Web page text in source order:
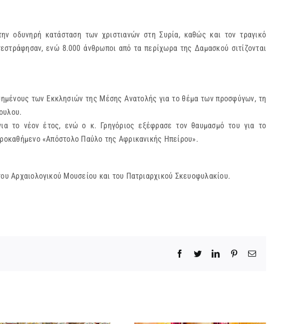
οδυνηρή κατάσταση των χριστιανών στη Συρία, καθώς και τον τραγικό
ενώ 8.000 άνθρωποι από τα περίχωρα της Δαμασκού σιτίζονται
των Εκκλησιών της Μέσης Ανατολής για το θέμα των προσφύγων, τη
το νέον έτος, ενώ ο κ. Γρηγόριος εξέφρασε τον θαυμασμό του για το
«Απόστολο Παύλο της Αφρικανικής Ηπείρου».
Αρχαιολογικού Μουσείου και του Πατριαρχικού Σκευοφυλακίου.
Facebook
TwitterLinkedInPinterestEmail